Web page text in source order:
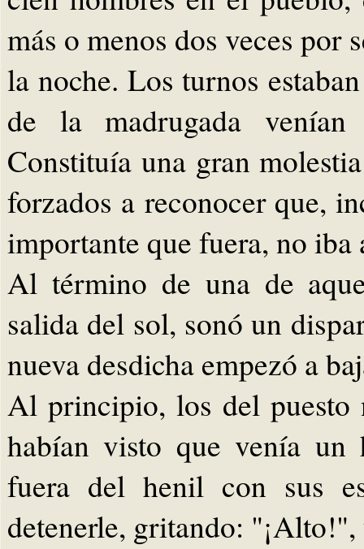
más o menos dos veces por
la noche. Los turnos
de la madrugada
Constituía una gran
forzados a reconocer que,
importante que fuera, no iba
Al término de una de
salida del sol, sonó un
nueva desdicha empezó a
Al principio, los del puesto
habían visto que venía un
fuera del henil con sus
detenerle, gritando: